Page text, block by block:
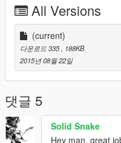
All Versions
(current)
다운로드 335, 188KB
2015년 08월 22일
댓글 5
Solid Snake
Hey man, great